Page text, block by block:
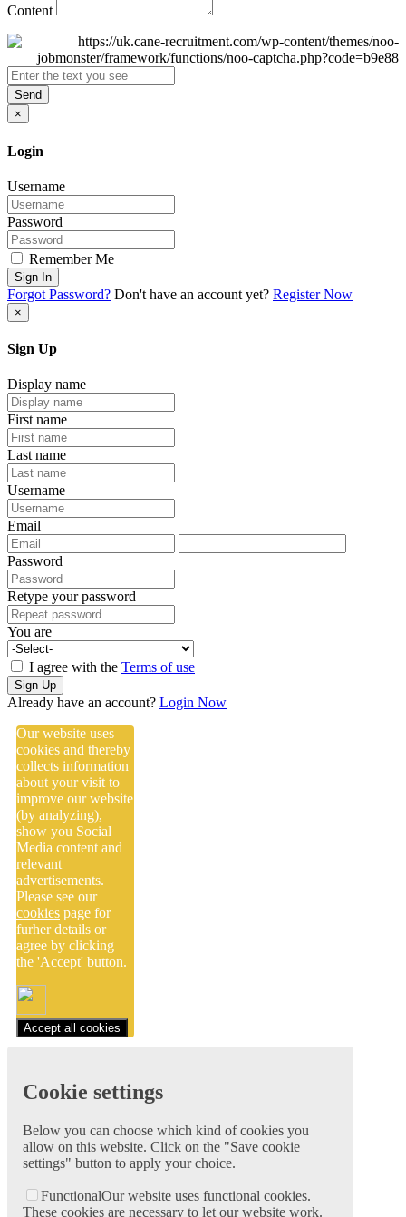
Content
Send
×
Login
Username
Password
Remember Me
Sign In
Forgot Password? Don't have an account yet? Register Now
×
Sign Up
Display name
First name
Last name
Username
Email
Password
Retype your password
You are
I agree with the Terms of use
Sign Up
Already have an account? Login Now
Our website uses
cookies and thereby
collects information
about your visit to
improve our website
(by analyzing),
show you Social
Media content and
relevant
advertisements.
Please see our
cookies page for
furher details or
agree by clicking
the 'Accept' button.
Accept all cookies
Cookie settings
Below you can choose which kind of cookies you
allow on this website. Click on the "Save cookie
settings" button to apply your choice.
FunctionalOur website uses functional cookies.
These cookies are necessary to let our website work.